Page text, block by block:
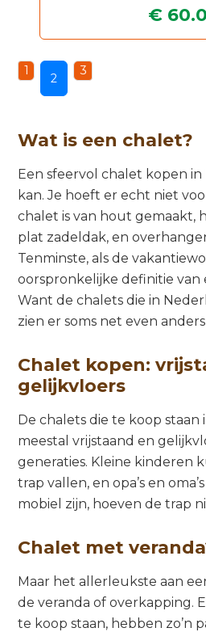
€
1
2
3
Wat is een chalet?
Een sfeervol chalet kopen
kan. Je hoeft er echt niet
chalet is van hout gemaakt,
plat zadeldak, en
Tenminste, als de
oorspronkelijke definitie van
Want de chalets die in
zien er soms net even
Chalet kopen:
gelijkvloers
De chalets die te koop staan
meestal vrijstaand en
generaties. Kleine kinderen
trap vallen, en opa’s en
mobiel zijn, hoeven de trap
Chalet met
Maar het allerleukste aan
de veranda of overkapping.
te koop staan, hebben zo’n